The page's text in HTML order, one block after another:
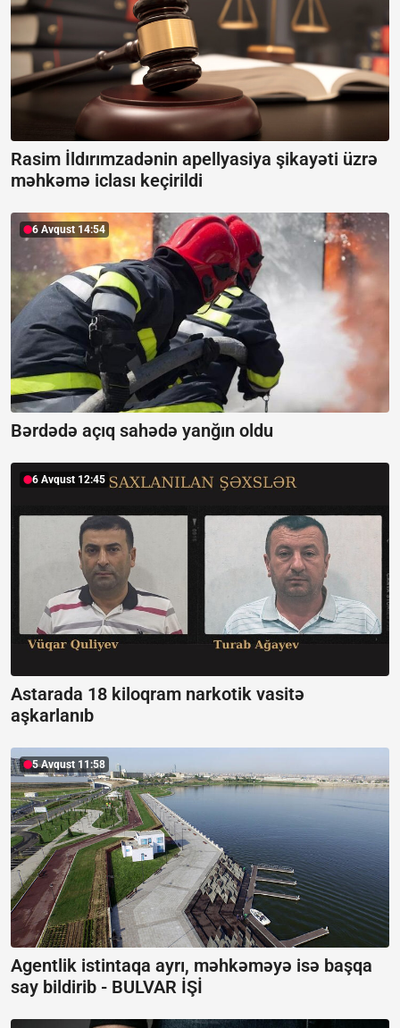
Rasim İldırımzadənin apellyasiya şikayəti üzrə
məhkəmə iclası keçirildi
6 Avqust 14:54
Bərdədə açıq sahədə yanğın oldu
6 Avqust 12:45
Astarada 18 kiloqram narkotik vasitə
aşkarlanıb
5 Avqust 11:58
Agentlik istintaqa ayrı, məhkəməyə isə başqa
say bildirib - BULVAR İŞİ